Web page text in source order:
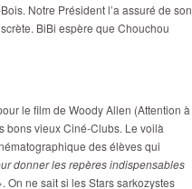
Notre Président l’a assuré de son
BiBi espère que Chouchou
le film de Woody Allen (Attention à
bons vieux Ciné-Clubs. Le voilà
des élèves qui
donner les repères indispensables
On ne sait si les Stars sarkozystes